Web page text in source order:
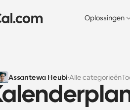
Oplossingen
Assantewa Heubi Alle categorieën